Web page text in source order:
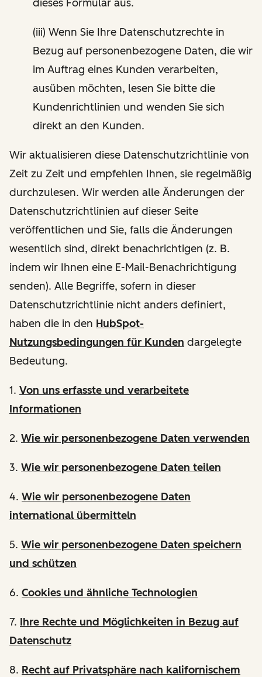
dieses Formular aus.
(iii) Wenn Sie Ihre Datenschutzrechte in
Bezug auf personenbezogene Daten, die wir
im Auftrag eines Kunden verarbeiten,
ausüben möchten, lesen Sie bitte die
Kundenrichtlinien und wenden Sie sich
direkt an den Kunden.
Wir aktualisieren diese Datenschutzrichtlinie von
Zeit zu Zeit und empfehlen Ihnen, sie regelmäßig
durchzulesen. Wir werden alle Änderungen der
Datenschutzrichtlinien auf dieser Seite
veröffentlichen und Sie, falls die Änderungen
wesentlich sind, direkt benachrichtigen (z. B.
indem wir Ihnen eine E-Mail-Benachrichtigung
senden). Alle Begriffe, sofern in dieser
Datenschutzrichtlinie nicht anders definiert,
haben die in den HubSpot-
Nutzungsbedingungen für Kunden dargelegte
Bedeutung.
1. Von uns erfasste und verarbeitete
Informationen
2. Wie wir personenbezogene Daten verwenden
3. Wie wir personenbezogene Daten teilen
4. Wie wir personenbezogene Daten
international übermitteln
5. Wie wir personenbezogene Daten speichern
und schützen
6. Cookies und ähnliche Technologien
7. Ihre Rechte und Möglichkeiten in Bezug auf
Datenschutz
8. Recht auf Privatsphäre nach kalifornischem